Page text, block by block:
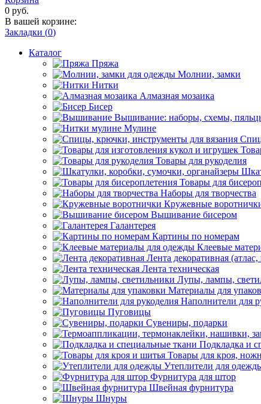
0 руб.
В вашей корзине:
Закладки (0)
Каталог
Пряжа
Молнии, замки
Нитки
Алмазная мозаика
Бисер
Вышивание: наборы, схемы,
Мулине
Товары для рукоделия
Товары для
Наборы для творчества
Кружевные
Вышивание бисером
Галантерея
Картины по номерам
Клеевые
Лента декоративная
Лента техническая
Лупы, лампы,
Материалы для
Наполнители для
Пуговицы
Сувениры, подарки
Подкладка и
Товары для кроя,
Утеплители для
Фурнитура для штор
Швейная фурнитура
Шнуры